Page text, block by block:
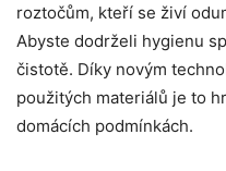
roztočům, kteří se živí
Abyste dodrželi hygienu
čistotě. Díky novým
použitých materiálů je to
domácích podmínkách.